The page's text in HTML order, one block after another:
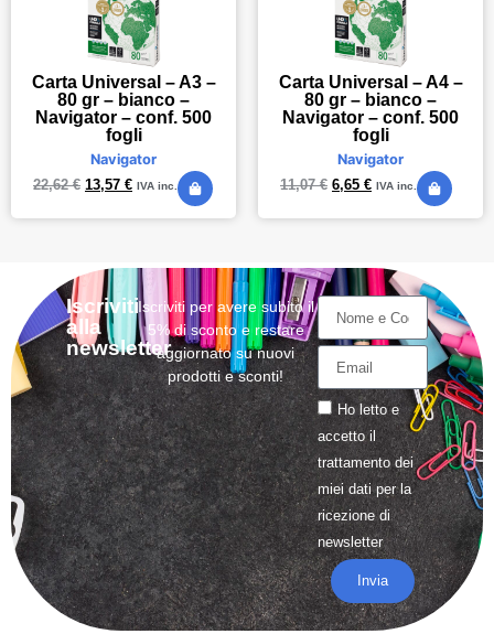
Carta Universal – A3 –
80 gr – bianco –
Navigator – conf. 500
fogli
Navigator
22,62€ 13,57 € IVA inc.
Carta Universal – A4 –
80 gr – bianco –
Navigator – conf. 500
fogli
Navigator
11,07€ 6,65 € IVA inc.
Iscriviti
alla
newsletter
Iscriviti per avere subito il
5% di sconto e restare
aggiornato su nuovi
prodotti e sconti!
Ho letto e
accetto il
trattamentodei
miei dati per la
ricezione di
newsletter
Invia